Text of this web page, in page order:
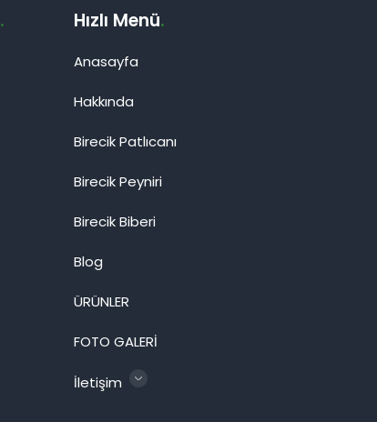
. Hızlı Menü.
Anasayfa
Hakkında
Birecik Patlıcanı
Birecik Peyniri
Birecik Biberi
Blog
ÜRÜNLER
FOTO GALERİ
İletişim